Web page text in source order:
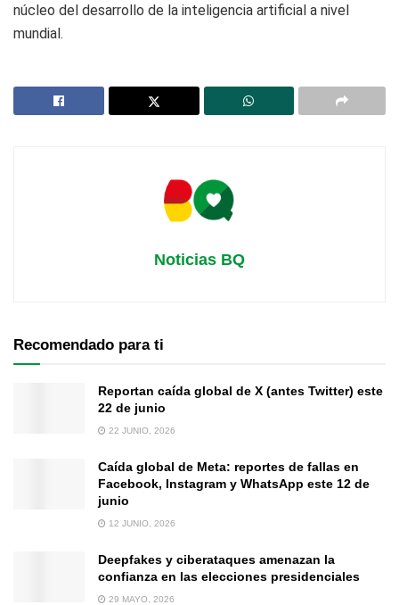
núcleo del desarrollo de la inteligencia artificial a nivel
mundial.
Noticias BQ
Recomendado para ti
Reportan caída global de X (antes Twitter) este
22 de junio
22 JUNIO, 2026
Caída global de Meta: reportes de fallas en
Facebook, Instagram y WhatsApp este 12 de
junio
12 JUNIO, 2026
Deepfakes y ciberataques amenazan la
confianza en las elecciones presidenciales
29 MAYO, 2026